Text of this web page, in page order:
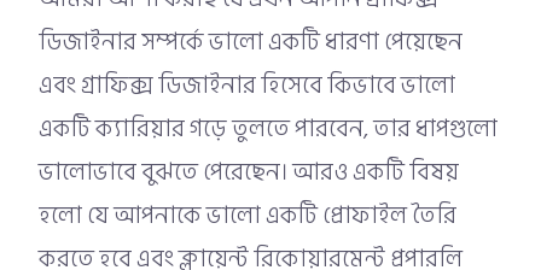
ডিজাইনার সম্পর্কে ভালো একটি ধারণা পেয়েছেন
এবং গ্রাফিক্স ডিজাইনার হিসেবে কিভাবে ভালো
একটি ক্যারিয়ার গড়ে তুলতে পারবেন, তার ধাপগুলো
ভালোভাবে বুঝতে পেরেছেন। আরও একটি বিষয়
হলো যে আপনাকে ভালো একটি প্রোফাইল তৈরি
করতে হবে এবং ক্লায়েন্ট রিকোয়ারমেন্ট প্রপারলি